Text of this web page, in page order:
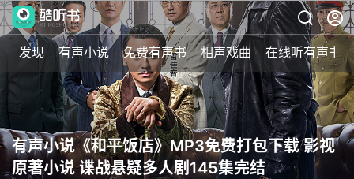
发现 有声小说 免费有声书 相声戏曲 在线听有声书
有声小说《和平饭店》MP3免费打包下载 影视
原著小说 谍战悬疑多人剧145集完结